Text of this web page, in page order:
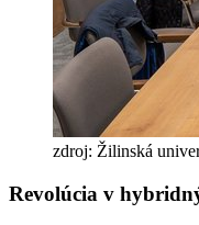
zdroj: Žilinská
Revolúcia v